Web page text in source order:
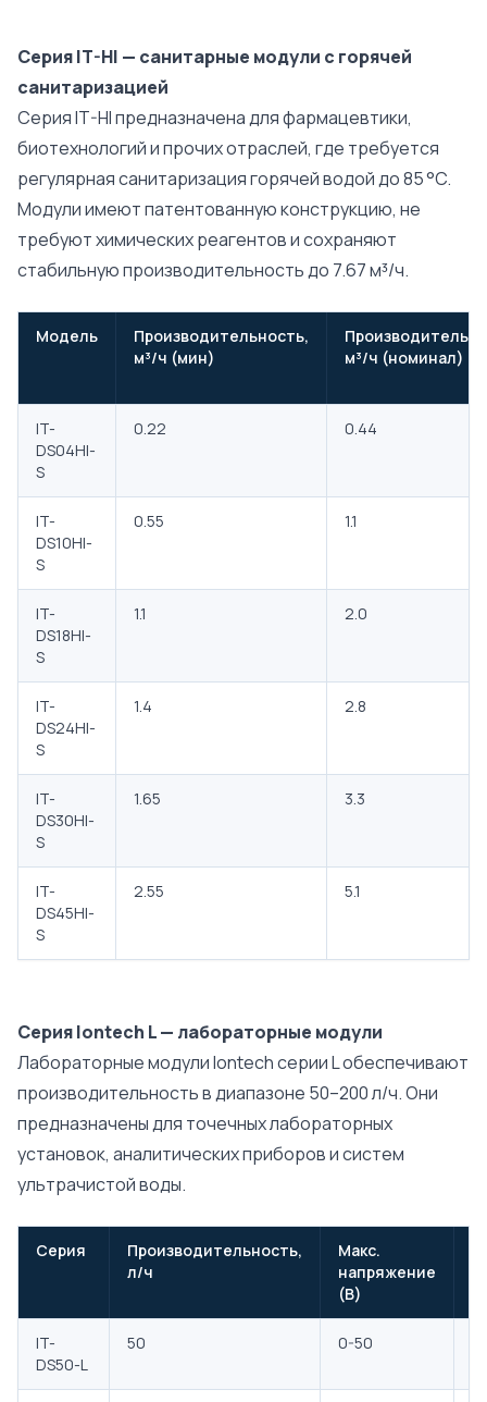
Серия IT-HI — санитарные модули с горячей
санитаризацией
Серия IT-HI предназначена для фармацевтики,
биотехнологий и прочих отраслей, где требуется
регулярная санитаризация горячей водой до 85 °C.
Модули имеют патентованную конструкцию, не
требуют химических реагентов и сохраняют
стабильную производительность до 7.67 м³/ч.
Модель
Производительность,
м³/ч (мин)
м³/ч (номинал)
IT-
DS04HI-
S
0.22 0.44
IT-
DS10HI-
S
0.55 1.1
IT-
DS18HI-
S
1.1 2.0
IT-
DS24HI-
S
1.4 2.8
IT-
DS30HI-
S
1.65 3.3
IT-
DS45HI-
S
2.55 5.1
Серия Iontech L — лабораторные модули
Лабораторные модули Iontech серии L обеспечивают
производительность в диапазоне 50–200 л/ч. Они
предназначены для точечных лабораторных
установок, аналитических приборов и систем
ультрачистой воды.
Серия
Производительность,
л/ч
Макс.
напряжение
(В)
IT-
DS50-L
50 0-50